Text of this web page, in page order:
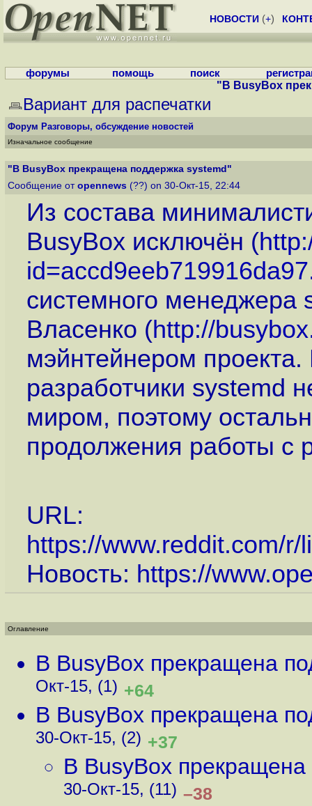
НОВОСТИ (+)
форумы помощь поиск
"В BusyBox
Вариант для распечатки
Форум Разговоры, обсуждение новостей
Изначальное сообщение
"В BusyBox прекращена поддержка systemd"
Сообщение от opennews (??) on 30-Окт-15, 22:44
Из состава
BusyBox исключён (
системного
Власенко (http://
мэйнтейнером
разработчики systemd
миром, поэтому
продолжения работы с
URL:
https://www.reddit.com/
Новость: https://
Оглавление
В BusyBox прекращена
Окт-15, (1) +64
В BusyBox прекращена
30-Окт-15, (2) +37
В BusyBox
30-Окт-15, (11) –38